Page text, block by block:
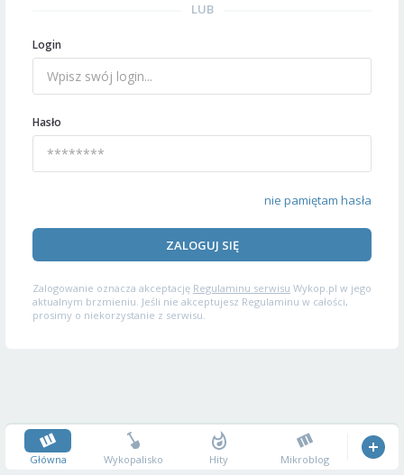
LUB
Login
Hasło
nie pamiętam hasła
ZALOGUJ SIĘ
Zalogowanie oznacza akceptację Regulaminu serwisu Wykop.pl w jego
aktualnym brzmieniu. Jeśli nie akceptujesz Regulaminu w całości,
prosimy o niekorzystanie z serwisu.
Główna Wykopalisko Hity Mikroblog